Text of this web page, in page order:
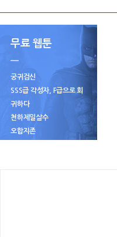
무료 웹툰
궁귀검신
SSS급 각성자, F급으로 회
귀하다
천하제일살수
오합지존